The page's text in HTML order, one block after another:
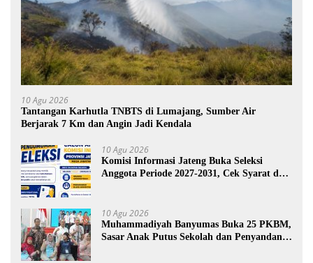
10 Agu 2026
Tantangan Karhutla TNBTS di Lumajang, Sumber Air
Berjarak 7 Km dan Angin Jadi Kendala
10 Agu 2026
Komisi Informasi Jateng Buka Seleksi
Anggota Periode 2027-2031, Cek Syarat dan
10 Agu 2026
Muhammadiyah Banyumas Buka 25 PKBM,
Sasar Anak Putus Sekolah dan Penyandang